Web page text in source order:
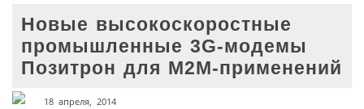
Новые высокоскоростные
промышленные 3G-модемы
Позитрон для M2M-применений
18 апреля, 2014